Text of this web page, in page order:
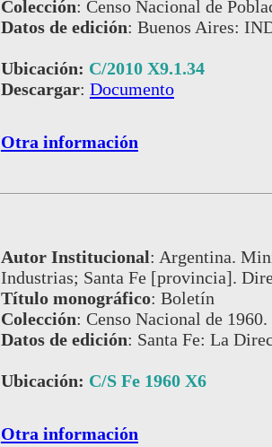
Colección: Censo Nacional de
Datos de edición: Buenos Aires:
Ubicación: C/2010 X9.1.34
Descargar: Documento
Otra información
Autor Institucional: Argentina.
Industrias; Santa Fe [provincia].
Título monográfico: Boletín
Colección: Censo Nacional de 1960.
Datos de edición: Santa Fe: La
Ubicación: C/S Fe 1960 X6
Otra información